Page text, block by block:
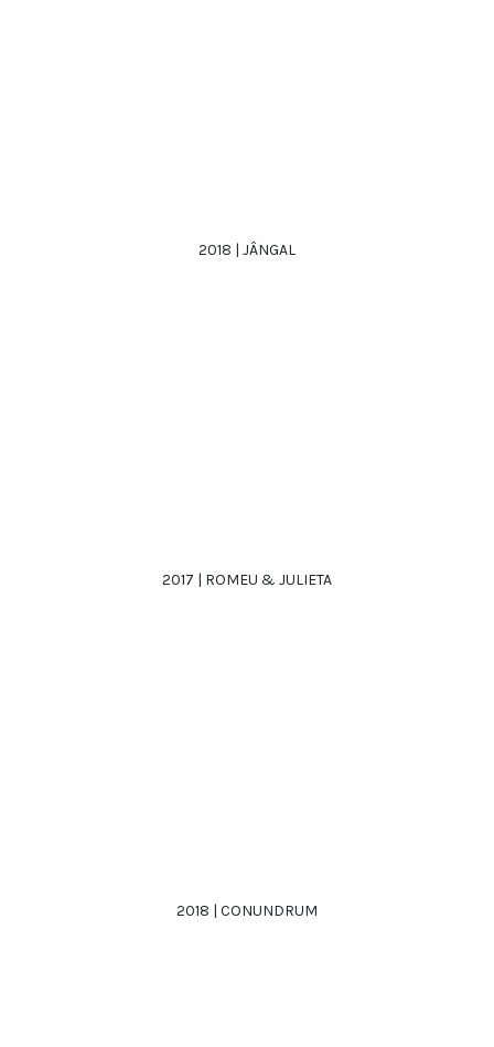
2018 | JÂNGAL
2017 | ROMEU & JULIETA
2018 | CONUNDRUM